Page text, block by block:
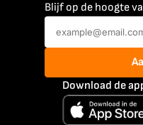
Blijf op de hoogte
Download de